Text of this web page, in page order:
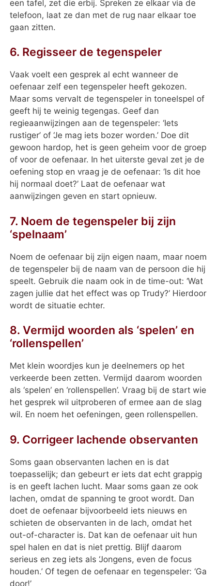
een tafel, zet die erbij. Spreken ze elkaar via de
telefoon, laat ze dan met de rug naar elkaar toe
gaan zitten.
6. Regisseer de tegenspeler
Vaak voelt een gesprek al echt wanneer de
oefenaar zelf een tegenspeler heeft gekozen.
Maar soms vervalt de tegenspeler in toneelspel of
geeft hij te weinig tegengas. Geef dan
regieaanwijzingen aan de tegenspeler: ‘Iets
rustiger’ of ‘Je mag iets bozer worden.’ Doe dit
gewoon hardop, het is geen geheim voor de groep
of voor de oefenaar. In het uiterste geval zet je de
oefening stop en vraag je de oefenaar: ‘Is dit hoe
hij normaal doet?’ Laat de oefenaar wat
aanwijzingen geven en start opnieuw.
7. Noem de tegenspeler bij zijn
‘spelnaam’
Noem de oefenaar bij zijn eigen naam, maar noem
de tegenspeler bij de naam van de persoon die hij
speelt. Gebruik die naam ook in de time-out: ‘Wat
zagen jullie dat het effect was op Trudy?’ Hierdoor
wordt de situatie echter.
8. Vermijd woorden als ‘spelen’ en
‘rollenspellen’
Met klein woordjes kun je deelnemers op het
verkeerde been zetten. Vermijd daarom woorden
als ‘spelen’ en ‘rollenspellen’. Vraag bij de start wie
het gesprek wil uitproberen of ermee aan de slag
wil. En noem het oefeningen, geen rollenspellen.
9. Corrigeer lachende observanten
Soms gaan observanten lachen en is dat
toepasselijk; dan gebeurt er iets dat echt grappig
is en geeft lachen lucht. Maar soms gaan ze ook
lachen, omdat de spanning te groot wordt. Dan
doet de oefenaar bijvoorbeeld iets nieuws en
schieten de observanten in de lach, omdat het
out-of-character is. Dat kan de oefenaar uit hun
spel halen en dat is niet prettig. Blijf daarom
serieus en zeg iets als ‘Jongens, even de focus
houden.’ Of tegen de oefenaar en tegenspeler: ‘Ga
door!’